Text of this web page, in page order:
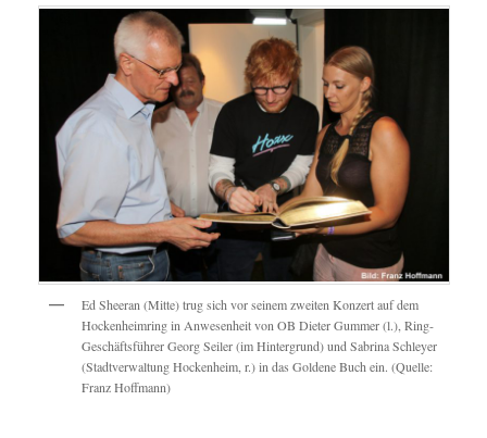
Ed Sheeran (Mitte) trug sich vor seinem zweiten Konzert auf dem
Hockenheimring in Anwesenheit von OB Dieter Gummer (l.), Ring-
Geschäftsführer Georg Seiler (im Hintergrund) und Sabrina Schleyer
(Stadtverwaltung Hockenheim, r.) in das Goldene Buch ein. (Quelle:
Franz Hoffmann)